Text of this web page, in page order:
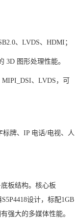
、LVDS、HDMI；
3D 图形处理性能。
、LVDS，可
标牌、IP 电话/电视、人
板结构。核心板
设计，标配1GB
强大的多媒体性能。